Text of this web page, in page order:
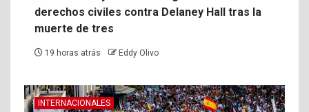
derechos civiles contra Delaney Hall tras la
muerte de tres
19 horas atrás Eddy Olivo
INTERNACIONALES